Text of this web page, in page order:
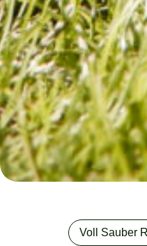
Voll Sauber